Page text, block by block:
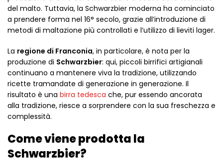
del malto. Tuttavia, la Schwarzbier moderna ha cominciato
a prendere forma nel 16° secolo, grazie all’introduzione di
metodi di maltazione più controllati e l’utilizzo di lieviti lager.
La regione di Franconia, in particolare, è nota per la
produzione di Schwarzbier: qui, piccoli birrifici artigianali
continuano a mantenere viva la tradizione, utilizzando
ricette tramandate di generazione in generazione. Il
risultato è una birra tedesca che, pur essendo ancorata
alla tradizione, riesce a sorprendere con la sua freschezza e
complessità.
Come viene prodotta la
Schwarzbier?